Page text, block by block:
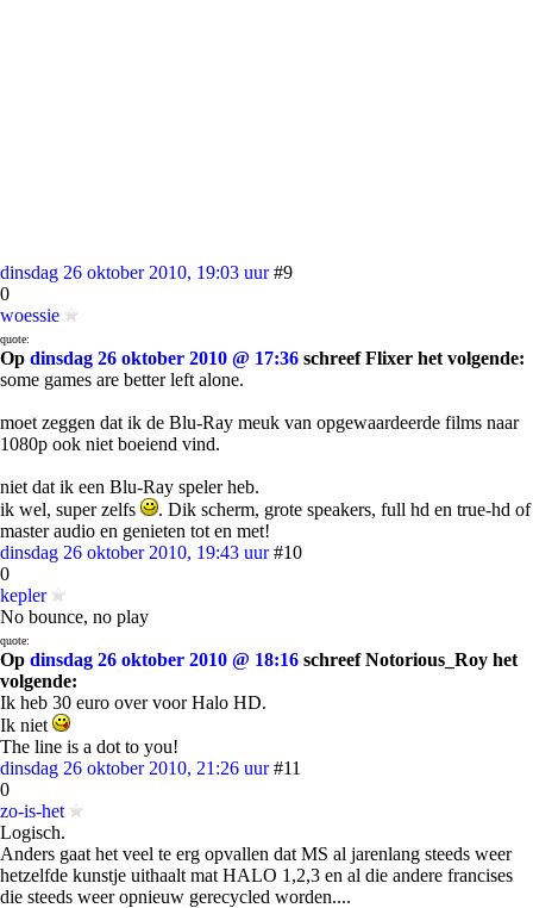
dinsdag 26 oktober 2010, 19:03 uur #9
0
woessie
quote:
Op dinsdag 26 oktober 2010 @ 17:36 schreef Flixer het volgende:
some games are better left alone.
moet zeggen dat ik de Blu-Ray meuk van opgewaardeerde films naar
1080p ook niet boeiend vind.
niet dat ik een Blu-Ray speler heb.
ik wel, super zelfs
. Dik scherm, grote speakers, full hd en true-hd of
master audio en genieten tot en met!
dinsdag 26 oktober 2010, 19:43 uur #10
0
kepler
No bounce, no play
quote:
Op dinsdag 26 oktober 2010 @ 18:16 schreef Notorious_Roy het
volgende:
Ik heb 30 euro over voor Halo HD.
Ik niet
The line is a dot to you!
dinsdag 26 oktober 2010, 21:26 uur #11
0
zo-is-het
Logisch.
Anders gaat het veel te erg opvallen dat MS al jarenlang steeds weer
hetzelfde kunstje uithaalt mat HALO 1,2,3 en al die andere francises
die steeds weer opnieuw gerecycled worden....